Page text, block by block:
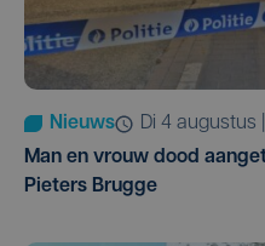
Nieuws
di 4 augustus
Man en vrouw dood
Pieters Brugge